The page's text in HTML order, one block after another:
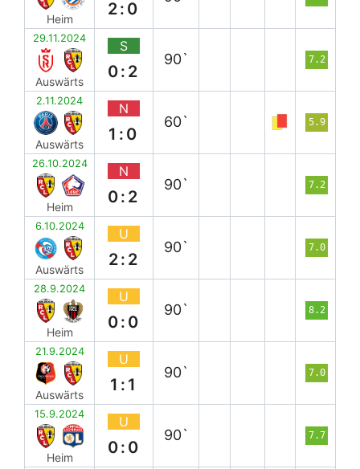
Heim
2:0
29.11.2024
Auswärts
S
0:2
90` 7.2
2.11.2024
Auswärts
N
1:0
60` 5.9
26.10.2024
Heim
N
0:2
90` 7.2
6.10.2024
Auswärts
U
2:2
90` 7.0
28.9.2024
Heim
U
0:0
90` 8.2
21.9.2024
Auswärts
U
1:1
90` 7.0
15.9.2024
Heim
U
0:0
90` 7.7